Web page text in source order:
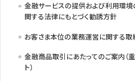
金融サービスの提供および利用環
関する法律にもとづく勧誘方針
お客さま本位の業務運営に関する取
金融商品取引にあたってのご案内（
ト）